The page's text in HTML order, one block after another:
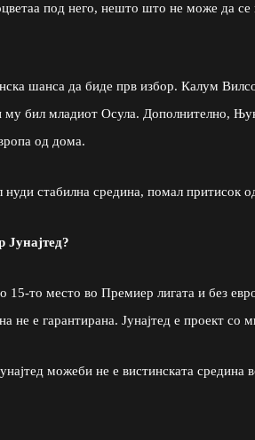
под него, нешто што не може да се
шанса да биде прв избор. Калум
му бил младиот Осулa. Дополнително,
од дома.
стабилна средина, помал притисок
Јунајтед?
15-то место во Премиер лигата и без
не е гарантирана. Јунајтед е проект со
можеби не е вистинската средина